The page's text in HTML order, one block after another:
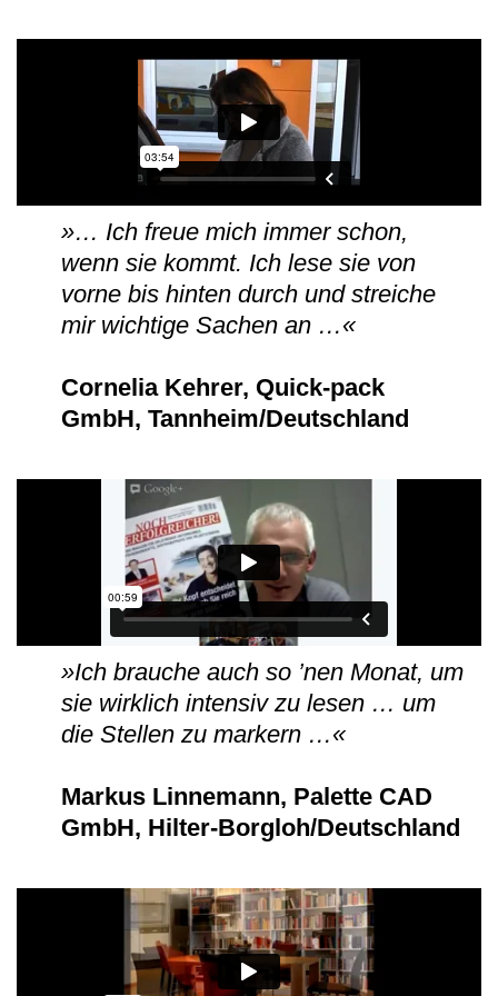
»… Ich freue mich immer schon,
wenn sie kommt. Ich lese sie von
vorne bis hinten durch und streiche
mir wichtige Sachen an …«
Cornelia Kehrer, Quick-pack
GmbH, Tannheim/Deutschland
»Ich brauche auch so ’nen Monat, um
sie wirklich intensiv zu lesen … um
die Stellen zu markern …«
Markus Linnemann, Palette CAD
GmbH, Hilter-Borgloh/Deutschland